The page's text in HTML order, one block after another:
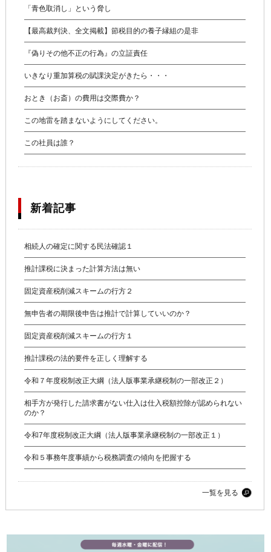
「青色取消し」という脅し
【最高裁判決、全文掲載】節税目的の養子縁組の是非
『偽りその他不正の行為』の立証責任
いきなり重加算税の賦課決定がきたら・・・
おとき（お斎）の費用は交際費か？
この地雷を踏まないようにしてください。
この社員は誰？
新着記事
相続人の確定に関する民法確認１
推計課税に決まった計算方法は無い
固定資産税削減スキームの行方２
無申告者の期限後申告は推計で計算していいのか？
固定資産税削減スキームの行方１
推計課税の法的要件を正しく理解する
令和７年度税制改正大綱（法人版事業承継税制の一部改正２）
相手方が発行した請求書がない仕入は仕入税額控除が認められない
のか？
令和7年度税制改正大綱（法人版事業承継税制の一部改正１）
令和５事務年度事績から税務調査の傾向を把握する
一覧を見る